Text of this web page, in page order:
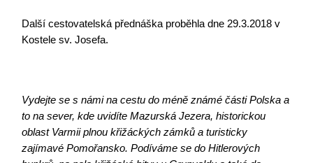
Další cestovatelská přednáška proběhla dne 29.3.2018 v
Kostele sv. Josefa.
Vydejte se s námi na cestu do méně známé části Polska a
to na sever, kde uvidíte Mazurská Jezera, historickou
oblast Varmii plnou křižáckých zámků a turisticky
zajímavé Pomořansko. Podíváme se do Hitlerových